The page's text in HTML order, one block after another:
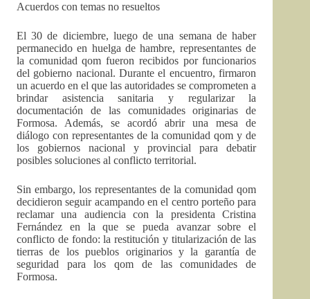
Acuerdos con temas no resueltos
El 30 de diciembre, luego de una semana de haber
permanecido en huelga de hambre, representantes de
la comunidad qom fueron recibidos por funcionarios
del gobierno nacional. Durante el encuentro, firmaron
un acuerdo en el que las autoridades se comprometen a
brindar asistencia sanitaria y regularizar la
documentación de las comunidades originarias de
Formosa. Además, se acordó abrir una mesa de
diálogo con representantes de la comunidad qom y de
los gobiernos nacional y provincial para debatir
posibles soluciones al conflicto territorial.
Sin embargo, los representantes de la comunidad qom
decidieron seguir acampando en el centro porteño para
reclamar una audiencia con la presidenta Cristina
Fernández en la que se pueda avanzar sobre el
conflicto de fondo: la restitución y titularización de las
tierras de los pueblos originarios y la garantía de
seguridad para los qom de las comunidades de
Formosa.